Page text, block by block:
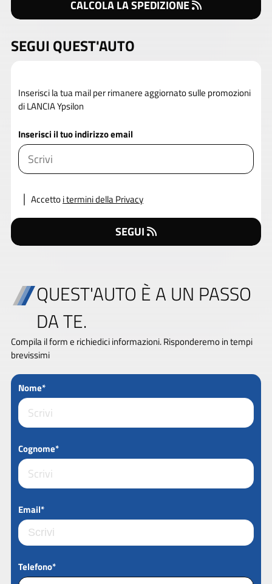
CALCOLA LA SPEDIZIONE
SEGUI QUEST'AUTO
Inserisci la tua mail per rimanere aggiornato sulle promozioni
di LANCIA Ypsilon
Inserisci il tuo indirizzo email
Accettoi termini della Privacy
SEGUI
QUEST'AUTO È A UN PASSO
DA TE.
Compila il form e richiedici informazioni. Risponderemo in tempi
brevissimi
Nome*
Cognome*
Email*
Telefono*